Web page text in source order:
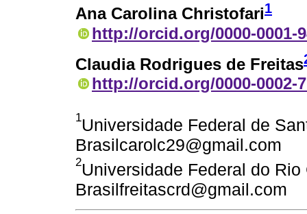
Ana Carolina Christofari1
http://orcid.org/0000-0001-
Claudia Rodrigues de Freitas
http://orcid.org/0000-0002-
1Universidade Federal de
Brasilcarolc29@gmail.com
2Universidade Federal do
Brasilfreitascrd@gmail.com